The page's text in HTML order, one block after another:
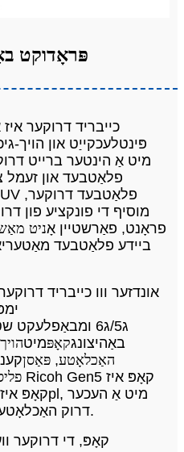
פּראָדוקט
פּינטלעכקייַט און הויך-
מוסיף די פונקציע פון
פראָנט, פאַרשטיין אָניט
ביידע פלאַטבעד
אונדזער ווו כייבריד
ג5/ג6
ומבאַפלעקט
באַהיצונגקאָפּמיט
האַכלאָטע, פּאַסן
דרוק האַכלאָטע און פאַסטער דרוק גיכקייַט.